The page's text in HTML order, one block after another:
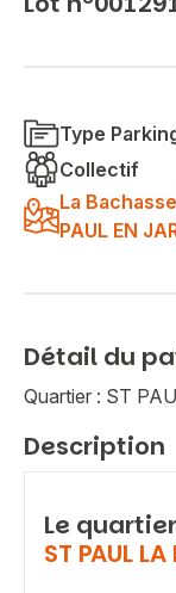
Type
Collectif
La
PAUL EN
Détail du
Quartier : ST
Description
Le quartier
ST PAUL